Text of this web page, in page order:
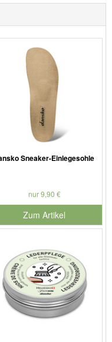
Sneaker-Einlegesohle
nur 9,90 €
Zum Artikel